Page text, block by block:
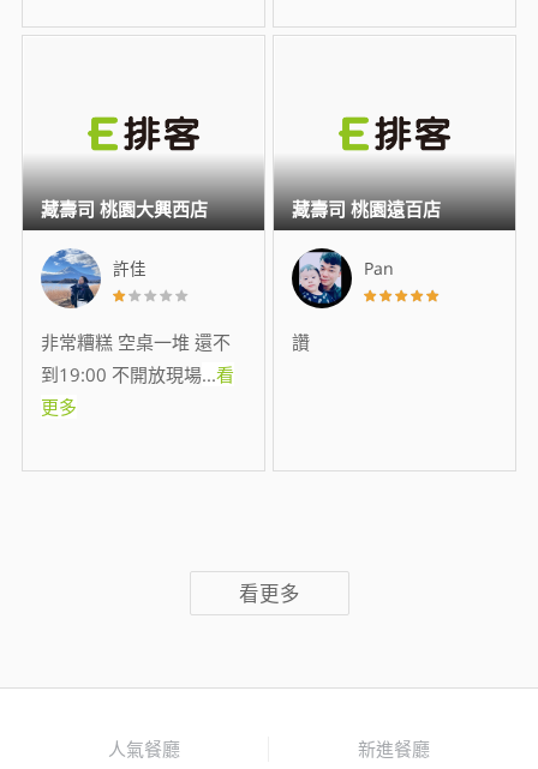
許佳
非常糟糕 空桌一堆 還不
到19:00 不開放現場...看
更多
藏壽司 桃園大興西店
Pan
讚
藏壽司 桃園遠百店
看更多
人氣餐廳 新進餐廳